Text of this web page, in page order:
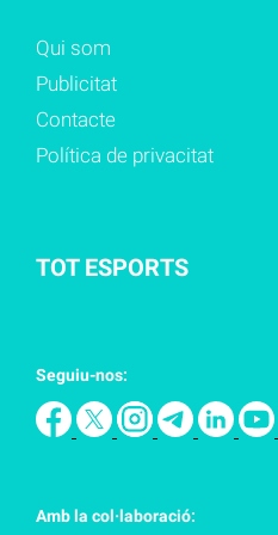
Qui som
Publicitat
Contacte
Política de privacitat
TOT ESPORTS
Seguiu-nos:
Amb la col·laboració: